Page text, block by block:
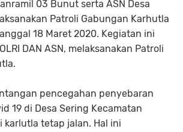
03 Bunut serta ASN Desa
Patroli Gabungan Karhutla
18 Maret 2020. Kegiatan ini
DAN ASN, melaksanakan Patroli
pencegahan penyebaran
19 di Desa Sering Kecamatan
karlutla tetap jalan. Hal ini